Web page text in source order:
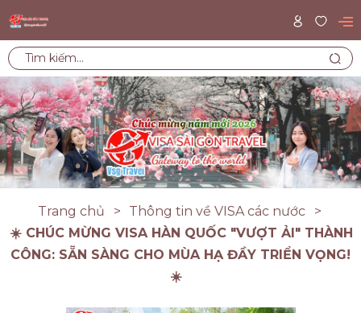
Trang chủ
Thông tin về VISA các nước
☀️ CHÚC MỪNG VISA HÀN QUỐC "VƯỢT ẢI" THÀNH
CÔNG: SẴN SÀNG CHO MÙA HẠ ĐẦY TRIỂN VỌNG!
☀️